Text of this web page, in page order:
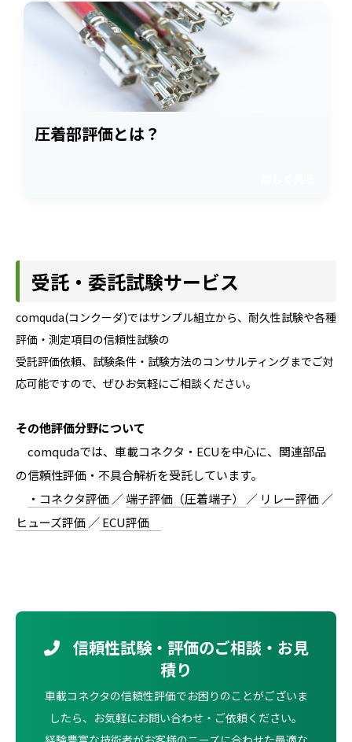
圧着部評価とは？
受託・委託試験サービス
comquda(コンクーダ)ではサンプル組立から、耐久性試験や各種
評価・測定項目の信頼性試験の
受託評価依頼、試験条件・試験方法のコンサルティングまでご対
応可能ですので、ぜひお気軽にご相談ください。
その他評価分野について
comqudaでは、車載コネクタ・ECUを中心に、関連部品
の信頼性評価・不具合解析を受託しています。
・コネクタ評価 ／端子評価（圧着端子） ／ リレー評価 ／
ヒューズ評価 ／ECU評価
信頼性試験・評価のご相談・お見
積り
車載コネクタの信頼性評価でお困りのことがございま
したら、お気軽にお問い合わせ・ご依頼ください。